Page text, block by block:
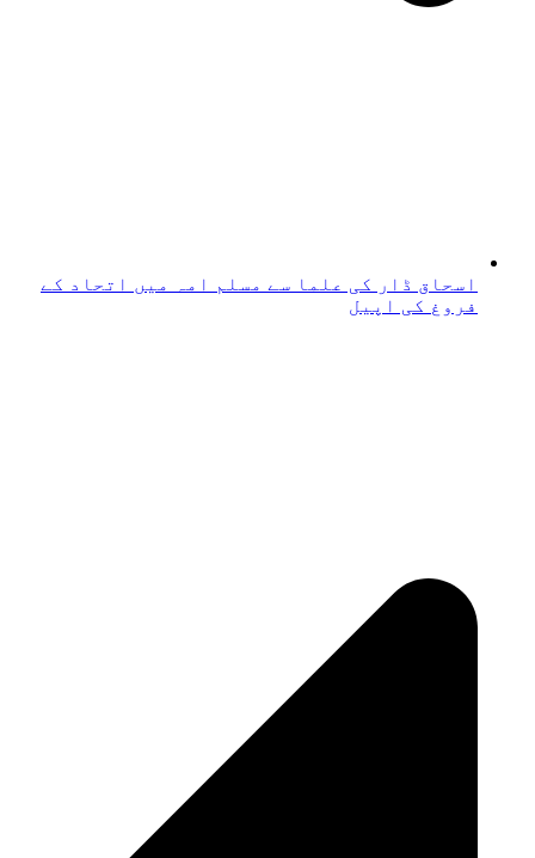
اسحاق ڈار کی علما سے مسلم امہ میں اتحاد کے
فروغ کی اپیل